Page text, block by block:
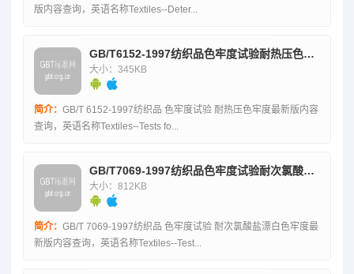
版内容查询，英语名称Textiles--Deter...
GB/T6152-1997纺织品色牢度试验耐热压色牢度
大小：345KB
简介： GB/T 6152-1997纺织品 色牢度试验 耐热压色牢度最新版内容
查询，英语名称Textiles--Tests fo...
GB/T7069-1997纺织品色牢度试验耐次氯酸盐漂白色牢度
大小：812KB
简介： GB/T 7069-1997纺织品 色牢度试验 耐次氯酸盐漂白色牢度最
新版内容查询，英语名称Textiles--Test...